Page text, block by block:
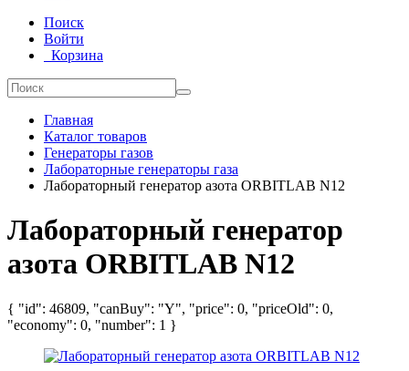
Поиск
Войти
Корзина
Главная
Каталог товаров
Генераторы газов
Лабораторные генераторы газа
Лабораторный генератор азота ORBITLAB N12
Лабораторный генератор
азота ORBITLAB N12
{ "id": 46809, "canBuy": "Y", "price": 0, "priceOld": 0,
"economy": 0, "number": 1 }